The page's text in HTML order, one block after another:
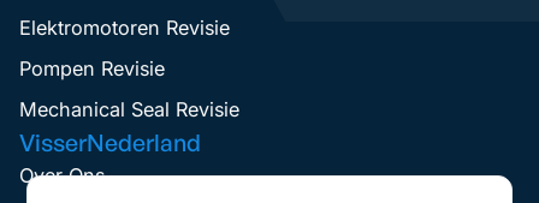
Elektromotoren Revisie
Pompen Revisie
Mechanical Seal Revisie
VisserNederland
Over Ons